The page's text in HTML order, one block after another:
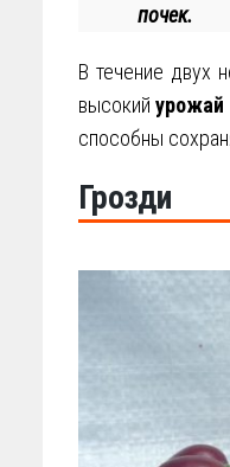
почек.
В течение двух
высокийурожай
способны
Грозди